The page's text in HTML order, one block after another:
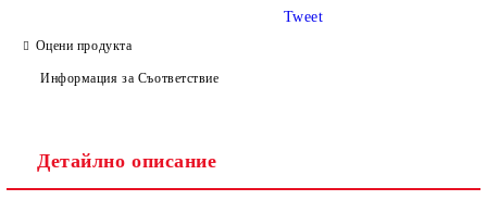
Оцени продукта
Информация за Съответствие
Tweet
Детайлно описание